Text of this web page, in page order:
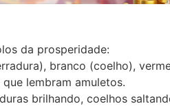
da prosperidade:
branco (coelho),
lembram amuletos.
brilhando, coelhos